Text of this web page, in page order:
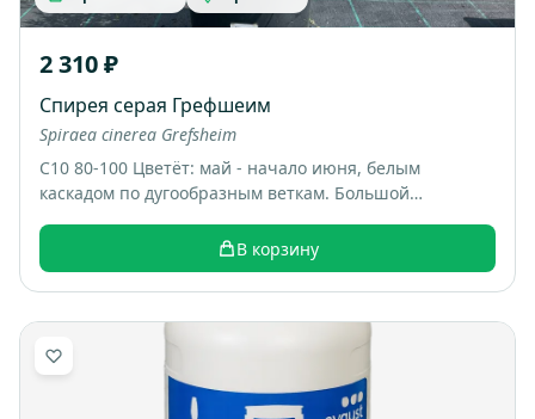
2 310 ₽
Спирея серая Грефшеим
Spiraea cinerea Grefsheim
С10 80-100 Цветёт: май - начало июня, белым
каскадом по дугообразным веткам. Большой
цветами, выглядит как “белый фонтан”. Итоговый
размер: примерно 1,5-2 м высотой и шириной.
В корзину